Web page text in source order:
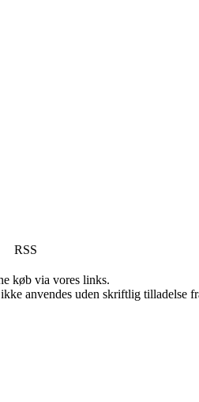
RSS
køb via vores links.
anvendes uden skriftlig tilladelse